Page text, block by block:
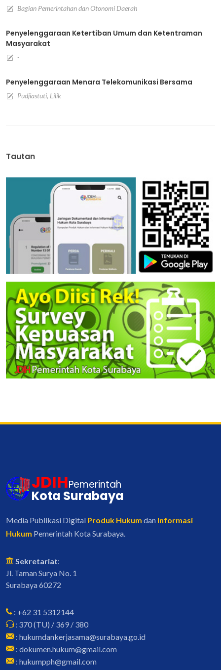
Bagian Pemerintahan dan Otonomi Daerah
Penyelenggaraan Ketertiban Umum dan Ketentraman
Masyarakat
-
Penyelenggaraan Menara Telekomunikasi Bersama
Pudjiastuti, Lilik
Tautan
JDIHPemerintah
Kota Surabaya
Media Publikasi Digital Produk Hukum dan Informasi
Hukum Pemerintah Kota Surabaya.
Sekretariat:
Jl. Taman Surya No. 1
Surabaya 60272
: +62 31 5312144
: 370 (TU) / 369 / 380
: hukumdankerjasama@surabaya.go.id
: dokumen.hukum@gmail.com
: hukumpph@gmail.com